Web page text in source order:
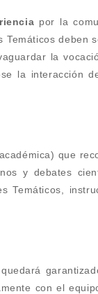
por la
deben
la
la interacción
que
y debates
Temáticos,
con el